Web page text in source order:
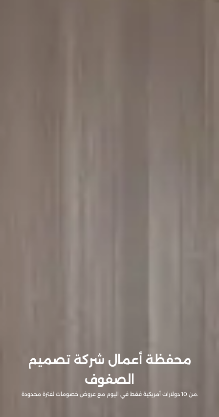
محفظة أعمال شركة تصميم
الصفوف
من 10 دولارات أمريكية فقط في اليوم مع عروض خصومات لفترة محدودة.